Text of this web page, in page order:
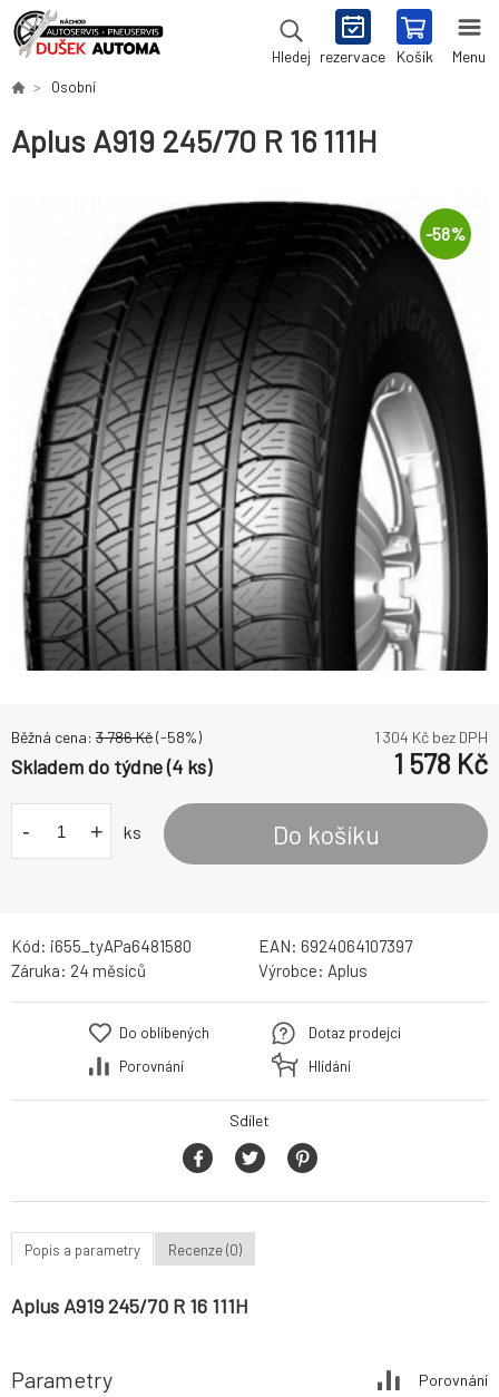
Hledej rezervace Košík Menu
Osobní
Aplus A919 245/70 R 16 111H
-58%
Běžná cena: 3 786Kč(-58%) 1 304 Kč bez DPH
Skladem do týdne (4 ks) 1 578 Kč
- + ks Do košíku
Kód: i655_tyAPa6481580 EAN: 6924064107397
Záruka: 24 měsíců Výrobce: Aplus
Do oblíbených
Porovnání
Dotaz prodejci
Hlídání
Sdílet
Popis a parametry Recenze (0)
Aplus A919 245/70 R 16 111H
Parametry Porovnání